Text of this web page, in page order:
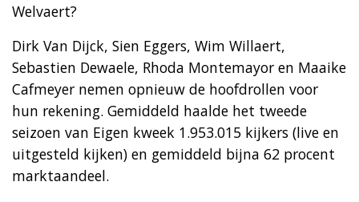
Welvaert?
Dirk Van Dijck, Sien Eggers, Wim Willaert,
Sebastien Dewaele, Rhoda Montemayor en Maaike
Cafmeyer nemen opnieuw de hoofdrollen voor
hun rekening. Gemiddeld haalde het tweede
seizoen van Eigen kweek 1.953.015 kijkers (live en
uitgesteld kijken) en gemiddeld bijna 62 procent
marktaandeel.